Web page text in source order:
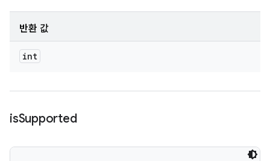
반환 값
int
isSupported